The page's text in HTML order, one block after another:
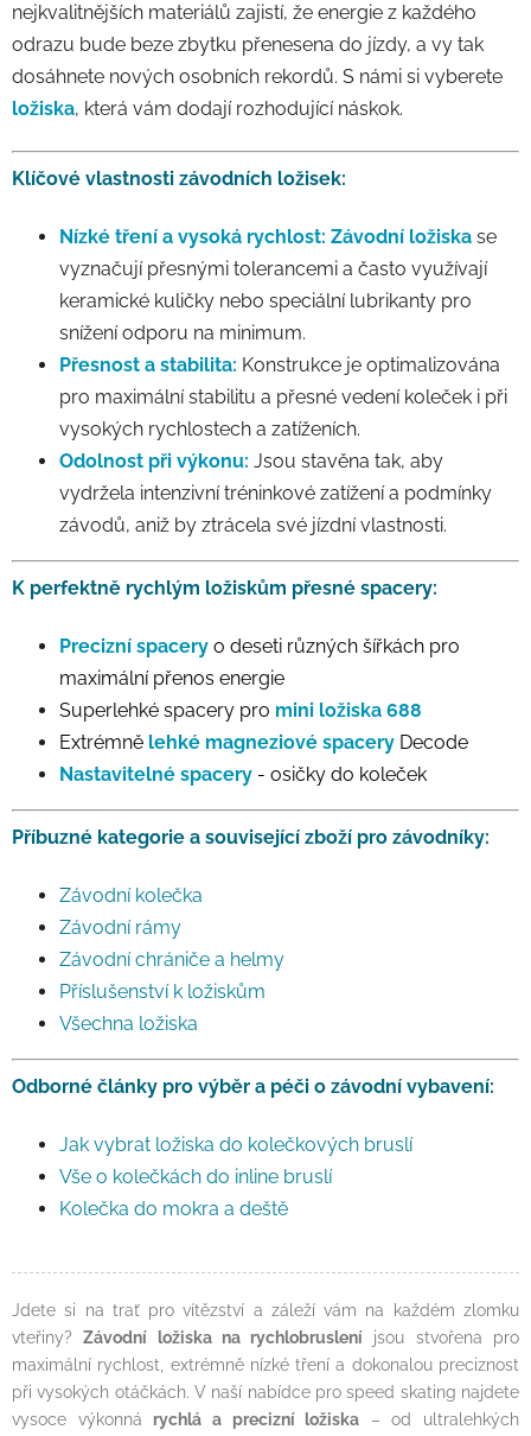
nejkvalitnějších materiálů zajistí, že energie z každého
odrazu bude beze zbytku přenesena do jízdy, a vy tak
dosáhnete nových osobních rekordů. S námi si vyberete
ložiska, která vám dodají rozhodující náskok.
Klíčové vlastnosti závodních ložisek:
Nízké tření a vysoká rychlost: Závodní ložiska se
vyznačují přesnými tolerancemi a často využívají
keramické kuličky nebo speciální lubrikanty pro
snížení odporu na minimum.
Přesnost a stabilita: Konstrukce je optimalizována
pro maximální stabilitu a přesné vedení koleček i při
vysokých rychlostech a zatíženích.
Odolnost při výkonu: Jsou stavěna tak, aby
vydržela intenzivní tréninkové zatížení a podmínky
závodů, aniž by ztrácela své jízdní vlastnosti.
K perfektně rychlým ložiskům přesné spacery:
Precizní spacery o deseti různých šířkách pro
maximální přenos energie
Superlehké spacery pro mini ložiska 688
Extrémně lehké magneziové spacery Decode
Nastavitelné spacery - osičky do koleček
Příbuzné kategorie a související zboží pro závodníky:
Závodní kolečka
Závodní rámy
Závodní chrániče a helmy
Příslušenství k ložiskům
Všechna ložiska
Odborné články pro výběr a péči o závodní vybavení:
Jak vybrat ložiska do kolečkových bruslí
Vše o kolečkách do inline bruslí
Kolečka do mokra a deště
Jdete si na trať pro vítězství a záleží vám na každém zlomku
vteřiny?Závodní ložiska na rychlobruslení jsou stvořena pro
maximální rychlost, extrémně nízké tření a dokonalou preciznost
při vysokých otáčkách. V naší nabídce pro speed skating najdete
vysoce výkonná rychlá a precizní ložiska – od ultralehkých